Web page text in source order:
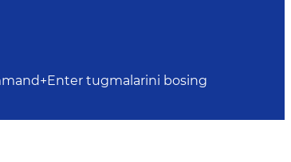
tugmalarini bosing